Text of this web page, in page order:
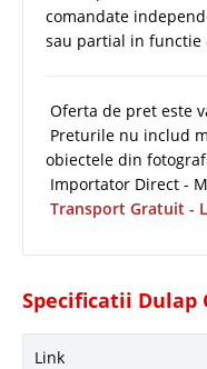
comandate
sau partial in functie
Oferta de pret este
Preturile nu includ
obiectele din
Importator Direct -
Transport Gratuit -
Specificatii Dulap
Link